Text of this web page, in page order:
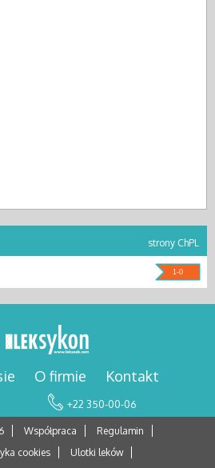
strony ChPL
1-0
O firmie Kontakt
+22 350-00-06
Współpraca
Regulamin
cookies Ulotki leków